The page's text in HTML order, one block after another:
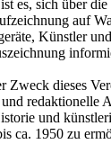
es, sich über
auf
Künstler
Zweck dieses
redaktionelle
und
ca. 1950 zu